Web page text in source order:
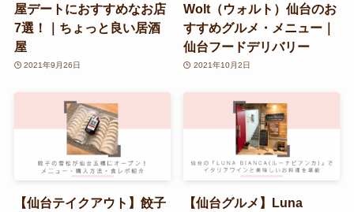
屋デートにおすすめなお店
7選！｜ちょっと良い居酒
屋
2021年9月26日
Wolt（ウォルト）仙台のお
すすめグルメ・メニュー｜
仙台フードデリバリー
2021年10月2日
【仙台テイクアウト】餃子
【仙台グルメ】Luna